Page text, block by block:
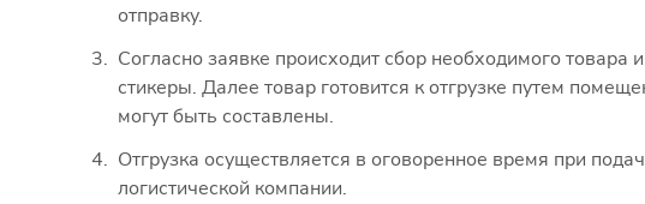
отправку.
Согласно заявке происходит сбор необходимого
стикеры. Далее товар готовится к отгрузке путем
могут быть составлены.
Отгрузка осуществляется в оговоренное время при
логистической компании.